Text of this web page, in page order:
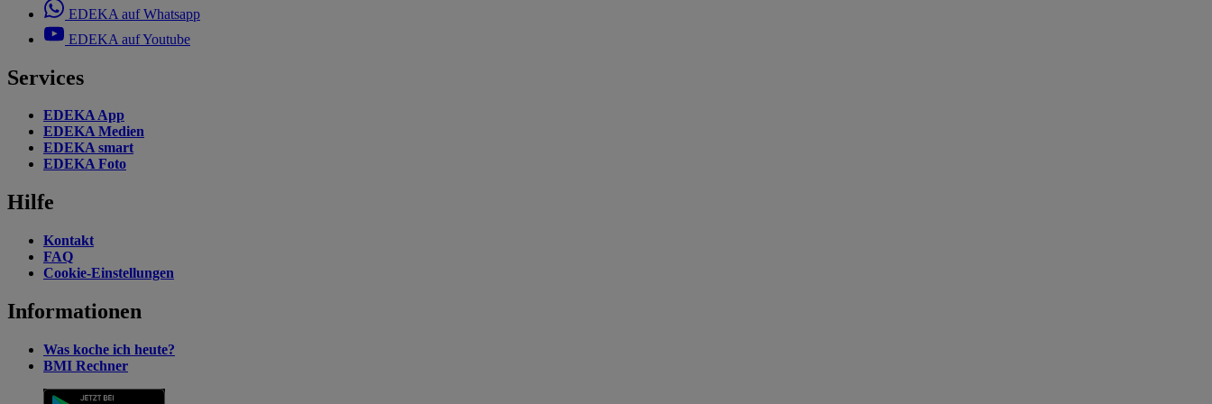
EDEKA auf Whatsapp
EDEKA auf Youtube
Services
EDEKA App
EDEKA Medien
EDEKA smart
EDEKA Foto
Hilfe
Kontakt
FAQ
Cookie-Einstellungen
Informationen
Was koche ich heute?
BMI Rechner